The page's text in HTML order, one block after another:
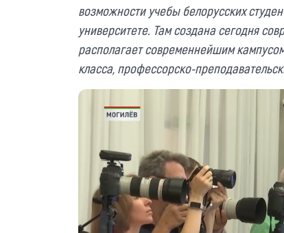
возможности учебы белорусских
университете. Там создана сегодня
располагает современнейшим
класса, профессорско-